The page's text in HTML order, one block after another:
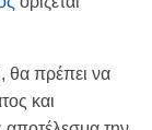
θα πρέπει να
και